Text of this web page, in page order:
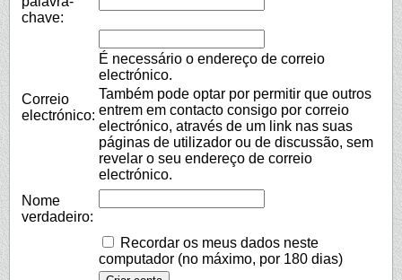
chave:
Correio
electrónico:
É necessário o endereço de correio
electrónico.
Também pode optar por permitir que outros
entrem em contacto consigo por correio
electrónico, através de um link nas suas
páginas de utilizador ou de discussão, sem
revelar o seu endereço de correio
electrónico.
Nome
verdadeiro:
Recordar os meus dados neste
computador (no máximo, por 180 dias)